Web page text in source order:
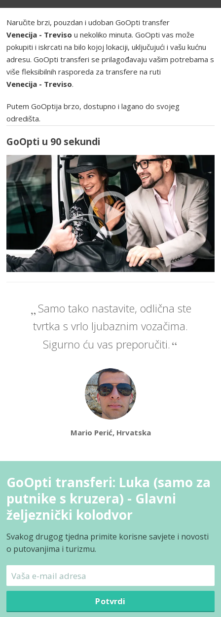
Naručite brzi, pouzdan i udoban GoOpti transfer
Venecija - Treviso u nekoliko minuta. GoOpti vas može
pokupiti i iskrcati na bilo kojoj lokaciji, uključujući i vašu kućnu
adresu. GoOpti transferi se prilagođavaju vašim potrebama s
više fleksibilnih rasporeda za transfere na ruti
Venecija - Treviso.
Putem GoOptija brzo, dostupno i lagano do svojeg
odredišta.
GoOpti u 90 sekundi
Samo tako nastavite, odlična ste
tvrtka s vrlo ljubaznim vozačima.
Sigurno ću vas preporučiti.
Mario Perić, Hrvatska
GoOpti transferi: Luka (samo za
putnike s kruzera) - Glavni
željeznički kolodvor
Svakog drugog tjedna primite korisne savjete i novosti
o putovanjima i turizmu.
Potvrdi